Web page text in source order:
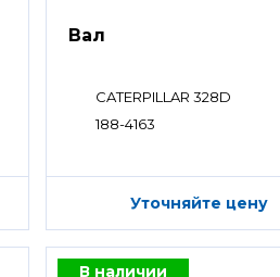
Вал
CATERPILLAR 328D
188-4163
Уточняйте цену
В наличии